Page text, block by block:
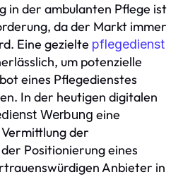
in der ambulanten Pflege ist
da der Markt immer
Eine gezielte pflegedienst
um potenzielle
eines Pflegedienstes
In der heutigen digitalen
Werbung eine
der
Positionierung eines
Anbieter in